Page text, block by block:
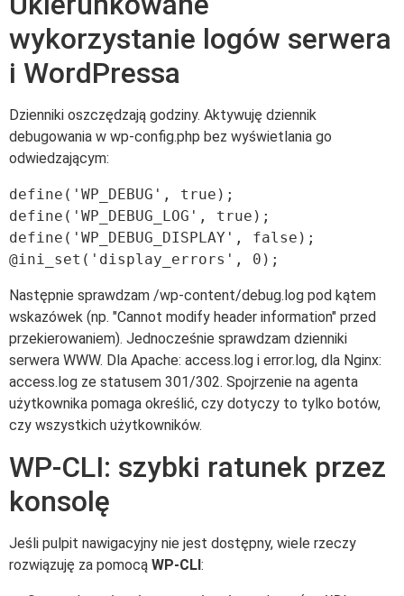
wykorzystanie logów serwera
i WordPressa
Dzienniki oszczędzają godziny. Aktywuję dziennik
debugowania w wp-config.php bez wyświetlania go
odwiedzającym:
define('WP_DEBUG', true);
define('WP_DEBUG_LOG', true);
define('WP_DEBUG_DISPLAY', false);
Następnie sprawdzam /wp-content/debug.log pod kątem
wskazówek (np. "Cannot modify header information" przed
przekierowaniem). Jednocześnie sprawdzam dzienniki
serwera WWW. Dla Apache: access.log i error.log, dla Nginx:
access.log ze statusem 301/302. Spojrzenie na agenta
użytkownika pomaga określić, czy dotyczy to tylko botów,
czy wszystkich użytkowników.
WP-CLI: szybki ratunek przez
konsolę
Jeśli pulpit nawigacyjny nie jest dostępny, wiele rzeczy
rozwiązuję za pomocą WP-CLI: